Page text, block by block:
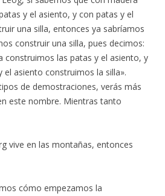
y el asiento, y con patas y el
una silla, entonces ya sabríamos
construir una silla, pues decimos:
construimos las patas y el asiento, y
el asiento construimos la silla».
de demostraciones, verás más
este nombre. Mientras tanto
vive en las montañas, entonces
cómo empezamos la